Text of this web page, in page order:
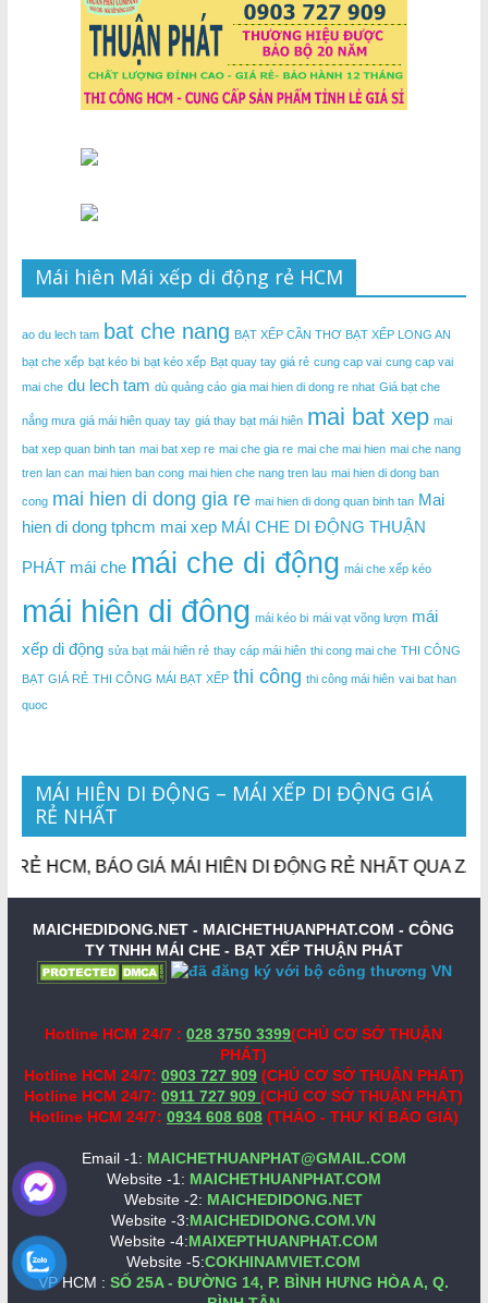
Mái hiên Mái xếp di động rẻ HCM
ao du lech tam bat che nang BẠT XẾP CẦN THƠ BẠT XẾP LONG AN
bạt che xếp bạt kéo bi bạt kéo xếp Bạt quay tay giá rẻ cung cap vai cung cap vai
mai che du lech tam dù quảng cáo gia mai hien di dong re nhat Giá bạt che
nắng mưa giá mái hiên quay tay giá thay bạt mái hiên mai bat xep mai
bat xep quan binh tan mai bat xep re mai che gia re mai che mai hien mai che nang
tren lan can mai hien ban cong mai hien che nang tren lau mai hien di dong ban
cong mai hien di dong gia re mai hien di dong quan binh tan Mai
hien di dong tphcm mai xep MÁI CHE DI ĐỘNG THUẬN
PHÁT mái che mái che di động mái che xếp kéo
mái hiên di đông mái kéo bi mái vạt võng lượn mái
xếp di động sửa bạt mái hiên rẻ thay cáp mái hiên thi cong mai che THI CÔNG
BẠT GIÁ RẺ THI CÔNG MÁI BẠT XẾP thi công thi công mái hiên vai bat han
quoc
MÁI HIÊN DI ĐỘNG – MÁI XẾP DI ĐỘNG GIÁ
RẺ NHẤT
HCM, BÁO GIÁ MÁI HIÊN DI ĐỘNG RẺ NHẤT QUA
MAICHEDIDONG.NET - MAICHETHUANPHAT.COM - CÔNG
TY TNHH MÁI CHE - BẠT XẾP THUẬN PHÁT
Hotline HCM 24/7 :028 3750 3399(CHỦ CƠ SỞ THUẬN
PHÁT)
Hotline HCM 24/7: 0903 727 909 (CHỦ CƠ SỞ THUẬN PHÁT)
Hotline HCM 24/7: 0911 727 909(CHỦ CƠ SỞ THUẬN PHÁT)
Hotline HCM 24/7: 0934 608 608 (THẢO - THƯ KÍ BÁO GIÁ)
Email -1: MAICHETHUANPHAT@GMAIL.COM
Website -1: MAICHETHUANPHAT.COM
Website -2: MAICHEDIDONG.NET
Website -3:MAICHEDIDONG.COM.VN
Website -4:MAIXEPTHUANPHAT.COM
Website -5:COKHINAMVIET.COM
VP HCM :SỐ 25A - ĐƯỜNG 14, P. BÌNH HƯNG HÒA A, Q.